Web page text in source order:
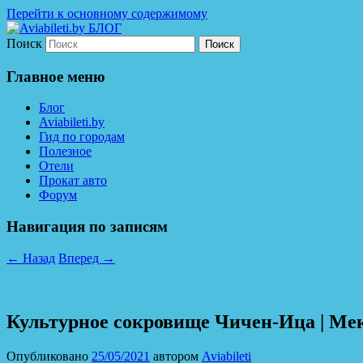
Перейти к основному содержимому
Aviabileti.by БЛОГ
Дешевые авиабилеты по всему миру. С
Поиск
Главное меню
Блог
Aviabileti.by
Гид по городам
Полезное
Отели
Прокат авто
Форум
Навигация по записям
← Назад Вперед →
Культурное сокровище Чичен-Ица |
Опубликовано 25/05/2021 автором Aviabileti